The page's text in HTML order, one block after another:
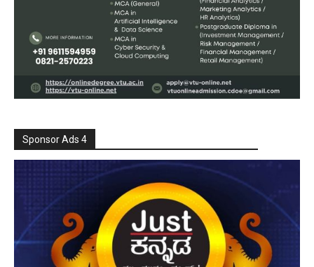
Sponsor Ads 4